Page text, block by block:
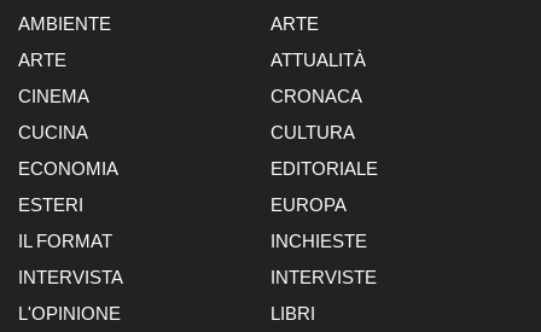
AMBIENTE
ARTE
ARTE
ATTUALITÀ
CINEMA
CRONACA
CUCINA
CULTURA
ECONOMIA
EDITORIALE
ESTERI
EUROPA
IL FORMAT
INCHIESTE
INTERVISTA
INTERVISTE
L'OPINIONE
LIBRI